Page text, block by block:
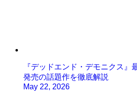
『デッドエンド・デモニクス』
発売の話題作を徹底解説
May 22, 2026